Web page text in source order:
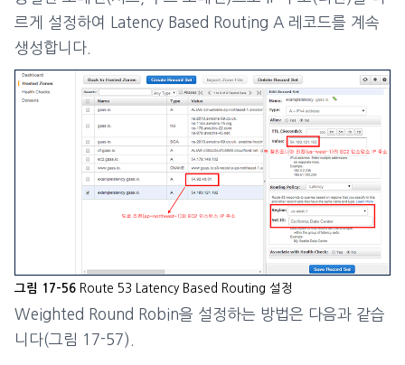
르게 설정하여 Latency Based Routing A 레코드를 계속
생성합니다.
그림 17-56 Route 53 Latency Based Routing 설정
Weighted Round Robin을 설정하는 방법은 다음과 같습
니다(그림 17-57).